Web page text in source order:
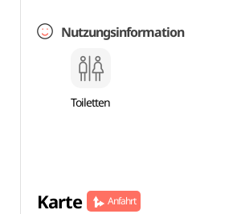
Nutzungsinformation
Toiletten
Karte Anfahrt